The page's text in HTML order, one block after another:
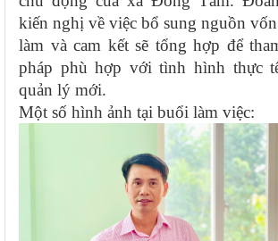
kiến nghị về việc bổ sung nguồn
làm và cam kết sẽ tổng hợp để
pháp phù hợp với tình hình thực
quản lý mới.
Một số hình ảnh tại buổi làm việc: